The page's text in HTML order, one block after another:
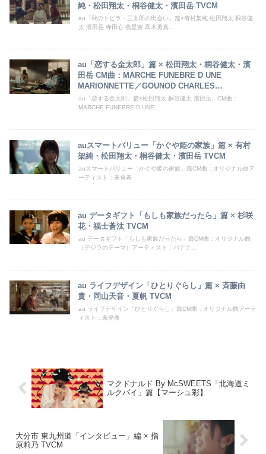
純・松田翔太・桐谷健太・濱田岳 TVCM
au「秋のトビラ・三太郎の出会い」篇×有村架純 松田翔太 桐谷健
太 濱田岳 寺田心 燕星宙 髙木勇真...
au「恋する金太郎」篇 × 松田翔太・桐谷健太・濱
田岳 CM曲：MARCHE FUNEBRE D UNE
MARIONNETTE／GOUNOD CHARLES
FRANCOIS
au「恋する金太郎」篇×松田翔太 桐谷健太 濱田岳、CM曲：
MARCHE FUNEBRE D UNE...
auスマートバリュー「かぐや姫の家族」篇 × 有村
架純・松田翔太・桐谷健太・濱田岳 TVCM
auスマートバリュー「かぐや姫の家族」篇CM曲：オリジナル曲ア
ーティスト：未発表
au データギフト「もしも家族だったら」篇 × 杉咲
花・福士蒼汰 TVCM
au データギフト「もしも家族だったら」篇CM曲：オリジナル曲
（デジラのテーマ）アーティスト：バナナ...
au ライフデザイン「ひとりぐらし」篇 × 斉藤由
貴・岡山天音・夏帆 TVCM
au ライフデザイン「ひとりぐらし」篇CM曲：オリジナル曲アーテ
ィスト：未発表
マクドナルド By McSWEETS「北海道ミ
ルクパイ」篇【マーシュ彩】
大分市 東九州道「インタビュー」編 × 指
原莉乃 TVCM